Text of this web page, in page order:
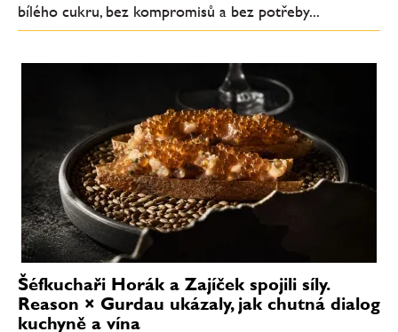
bílého cukru, bez kompromisů a bez potřeby...
Šéfkuchaři Horák a Zajíček spojili síly.
Reason × Gurdau ukázaly, jak chutná dialog
kuchyně a vína